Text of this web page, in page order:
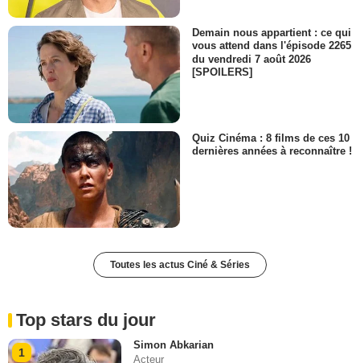
Demain nous appartient : ce qui
vous attend dans l'épisode 2265
du vendredi 7 août 2026
[SPOILERS]
Quiz Cinéma : 8 films de ces 10
dernières années à reconnaître !
Toutes les actus Ciné & Séries
Top stars du jour
1
Simon Abkarian
Acteur